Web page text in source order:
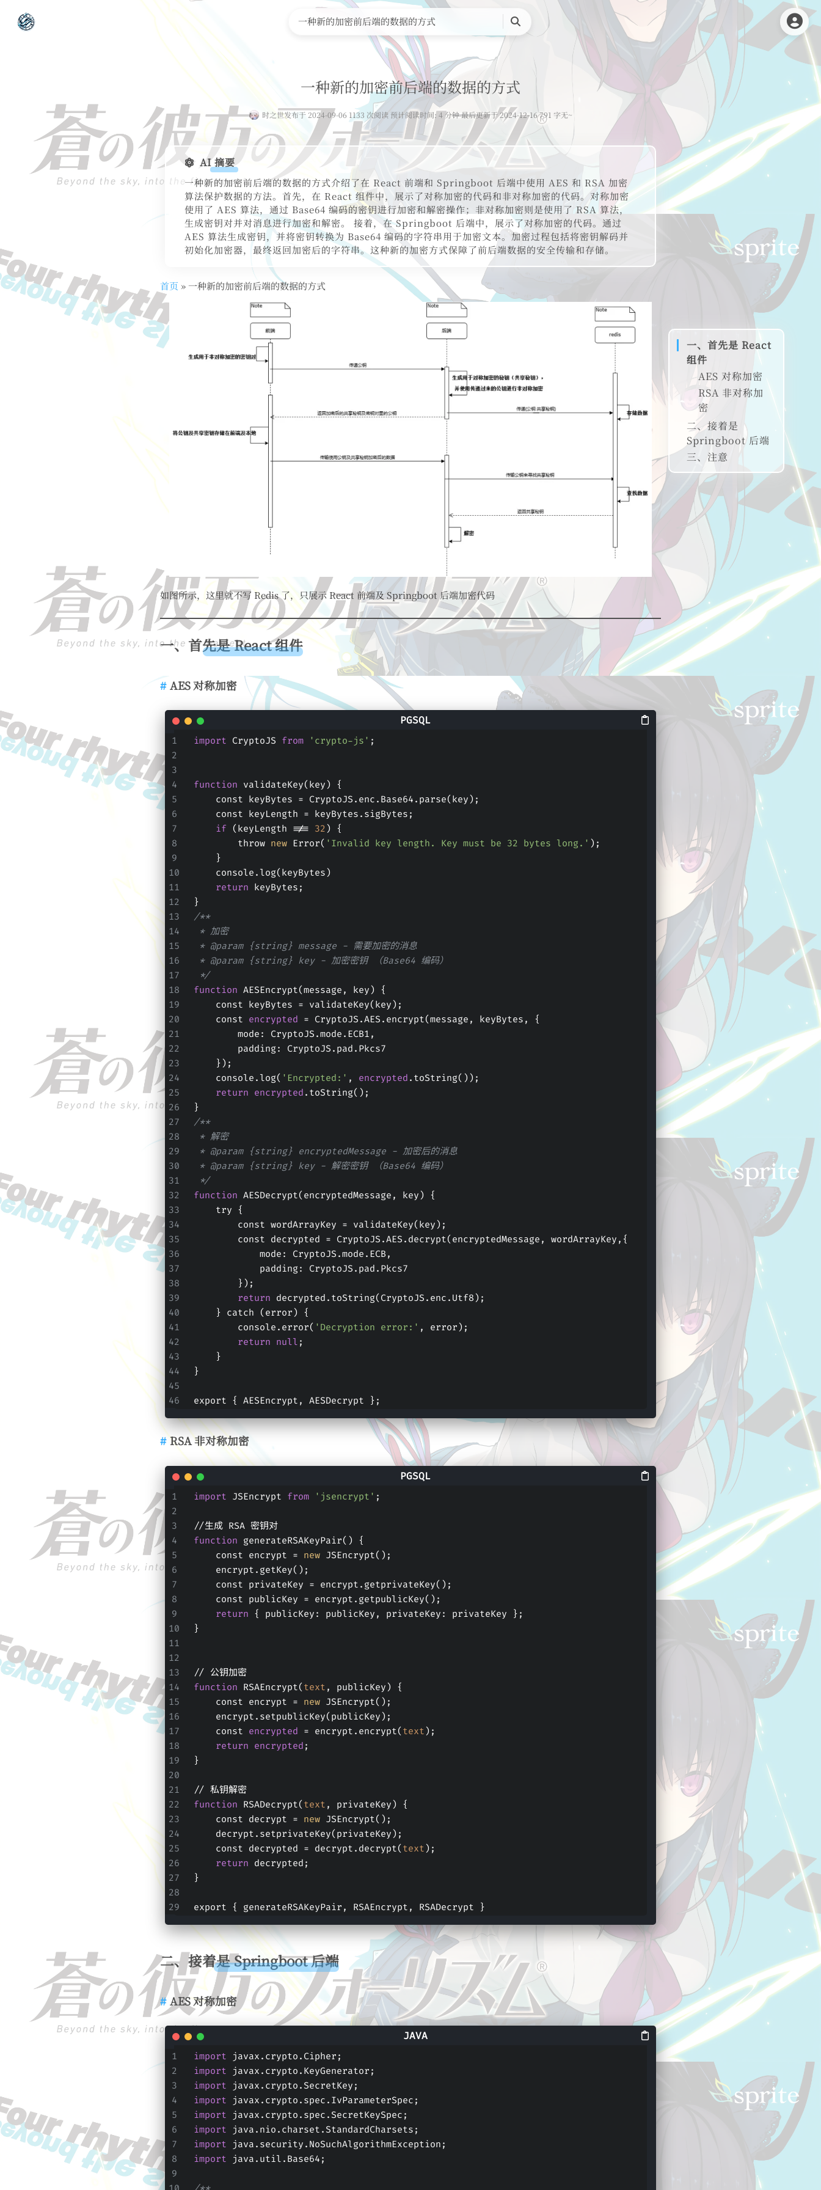
一种新的加密前后端的数据的方式
搜
索
一种新的加密前后端的数据的方式
时之世发布于 2024-09-06 1133 次阅读 预计阅读时间: 4 分钟 最后更新于 2024-12-16 791 字无~
AI 摘要
一种新的加密前后端的数据的方式介绍了在 React 前端和 Springboot 后端中使用 AES 和 RSA 加密
算法保护数据的方法。首先，在 React 组件中，展示了对称加密的代码和非对称加密的代码。对称加密
使用了 AES 算法，通过 Base64 编码的密钥进行加密和解密操作；非对称加密则是使用了 RSA 算法，
生成密钥对并对消息进行加密和解密。 接着，在 Springboot 后端中，展示了对称加密的代码。通过
AES 算法生成密钥，并将密钥转换为 Base64 编码的字符串用于加密文本。加密过程包括将密钥解码并
初始化加密器，最终返回加密后的字符串。这种新的加密方式保障了前后端数据的安全传输和存储。
首页 » 一种新的加密前后端的数据的方式
如图所示，这里就不写 Redis 了，只展示 React 前端及 Springboot 后端加密代码
一、首先是 React 组件
AES 对称加密
import CryptoJS from 'crypto-js' ;
function validateKey(key) {
    const keyBytes = CryptoJS.enc.Base64.parse(key);
    const keyLength = keyBytes.sigBytes;
if (keyLength !== 32) {
        throw
new Error( 'Invalid key length. Key must be 32 bytes long.' );
    }
    console.log(keyBytes)
return keyBytes;
}
/**
* 加密
* @param {string} message - 需要加密的消息
* @param {string} key - 加密密钥 （Base64 编码）
*/
function AESEncrypt(message, key) {
    const keyBytes = validateKey(key);
    const
encrypted = CryptoJS.AES.encrypt(message, keyBytes, {
        mode: CryptoJS.mode.ECB1,
        padding: CryptoJS.pad.Pkcs7
    });
    console.log(
'Encrypted:' , encrypted .toString());
return encrypted .toString();
}
/**
* 解密
* @param {string} encryptedMessage - 加密后的消息
* @param {string} key - 解密密钥 （Base64 编码）
*/
function AESDecrypt(encryptedMessage, key) {
    try {
        const wordArrayKey = validateKey(key);
        const decrypted = CryptoJS.AES.decrypt(encryptedMessage, wordArrayKey,{
            mode: CryptoJS.mode.ECB,
            padding: CryptoJS.pad.Pkcs7
        });
return decrypted.toString(CryptoJS.enc.Utf8);
    } catch (error) {
        console.error(
'Decryption error:' , error);
return null ;
    }
}
export { AESEncrypt, AESDecrypt };
RSA 非对称加密
import JSEncrypt from 'jsencrypt' ;
//生成 RSA 密钥对
function generateRSAKeyPair() {
    const encrypt =
new JSEncrypt();
    encrypt.getKey();
    const privateKey = encrypt.getprivateKey();
    const publicKey = encrypt.getpublicKey();
return { publicKey: publicKey, privateKey: privateKey };
}
// 公钥加密
function RSAEncrypt(text , publicKey) {
    const encrypt =
new JSEncrypt();
    encrypt.setpublicKey(publicKey);
    const
encrypted = encrypt.encrypt(text);
return encrypted ;
}
// 私钥解密
function RSADecrypt(text , privateKey) {
    const decrypt =
new JSEncrypt();
    decrypt.setprivateKey(privateKey);
    const decrypted = decrypt.decrypt(
text);
return decrypted;
}
export { generateRSAKeyPair, RSAEncrypt, RSADecrypt }
二、接着是 Springboot 后端
AES 对称加密
import javax.crypto.Cipher;
import javax.crypto.KeyGenerator;
import javax.crypto.SecretKey;
import javax.crypto.spec.IvParameterSpec;
import javax.crypto.spec.SecretKeySpec;
import java.nio.charset.StandardCharsets;
import java.security.NoSuchAlgorithmException;
import java.util.Base64;
一、首先是 React
组件
AES 对称加密
RSA 非对称加
密
二、接着是
Springboot 后端
AES 对称加密
RSA 非对称加
密
三、注意